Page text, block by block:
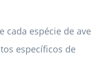
cada espécie de ave
específicos de